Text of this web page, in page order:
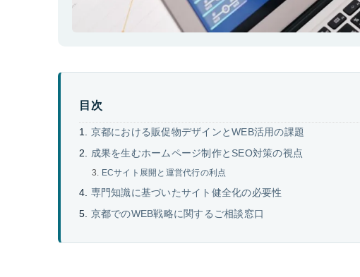
目次
京都における販促物デザインとWEB活用の課題
成果を生むホームページ制作とSEO対策の視点
ECサイト展開と運営代行の利点
専門知識に基づいたサイト健全化の必要性
京都でのWEB戦略に関するご相談窓口